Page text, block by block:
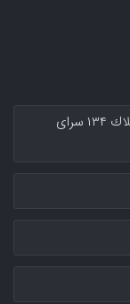
دفترمرکزی :خيابان آزادی تقاطع دکتر قریب پلاك ۱۳۴ سرای